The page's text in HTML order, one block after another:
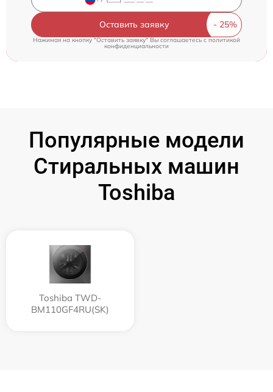
Оставить заявку
Нажимая на кнопку "Оставить заявку" Вы соглашаетесь cполитикой
конфиденциальности
Популярные модели
Стиральных машин
Toshiba
Toshiba TWD-
BM110GF4RU(SK)